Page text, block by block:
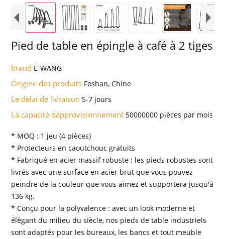
Pied de table en épingle à café à 2 tiges
brand E-WANG
Origine des produits Foshan, Chine
Le délai de livraison 5-7 jours
La capacité dapprovisionnement 50000000 pièces par mois
* MOQ : 1 jeu (4 pièces)
* Protecteurs en caoutchouc gratuits
* Fabriqué en acier massif robuste : les pieds robustes sont
livrés avec une surface en acier brut que vous pouvez
peindre de la couleur que vous aimez et supportera jusqu'à
136 kg.
* Conçu pour la polyvalence : avec un look moderne et
élégant du milieu du siècle, nos pieds de table industriels
sont adaptés pour les bureaux, les bancs et tout meuble